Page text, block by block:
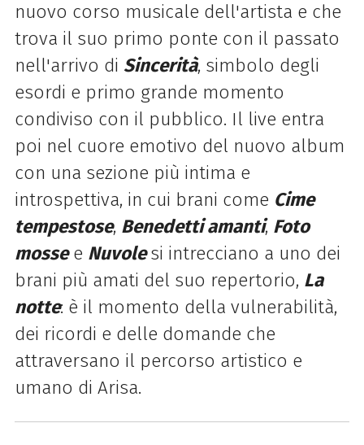
nuovo corso musicale dell'artista e che
trova il suo primo ponte con il passato
nell'arrivo di Sincerità, simbolo degli
esordi e primo grande momento
condiviso con il pubblico. Il live entra
poi nel cuore emotivo del nuovo album
con una sezione più intima e
introspettiva, in cui brani come Cime
tempestose, Benedetti amanti, Foto
mossee Nuvolesi intrecciano a uno dei
brani più amati del suo repertorio, La
notte: è il momento della vulnerabilità,
dei ricordi e delle domande che
attraversano il percorso artistico e
umano di Arisa.